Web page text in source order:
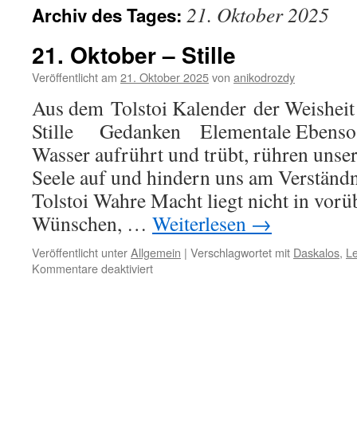
Archiv des Tages: 21. Oktober 2025
21. Oktober – Stille
Veröffentlicht am 21. Oktober 2025von anikodrozdy
Aus dem Tolstoi Kalender der
Stille Gedanken Elementale
Wasser aufrührt und trübt, rühren
Seele auf und hindern uns am
Tolstoi Wahre Macht liegt nicht in
Wünschen, … Weiterlesen →
Veröffentlicht unterAllgemein | Verschlagwortet mit Daskalos,
Kommentare deaktiviertfür